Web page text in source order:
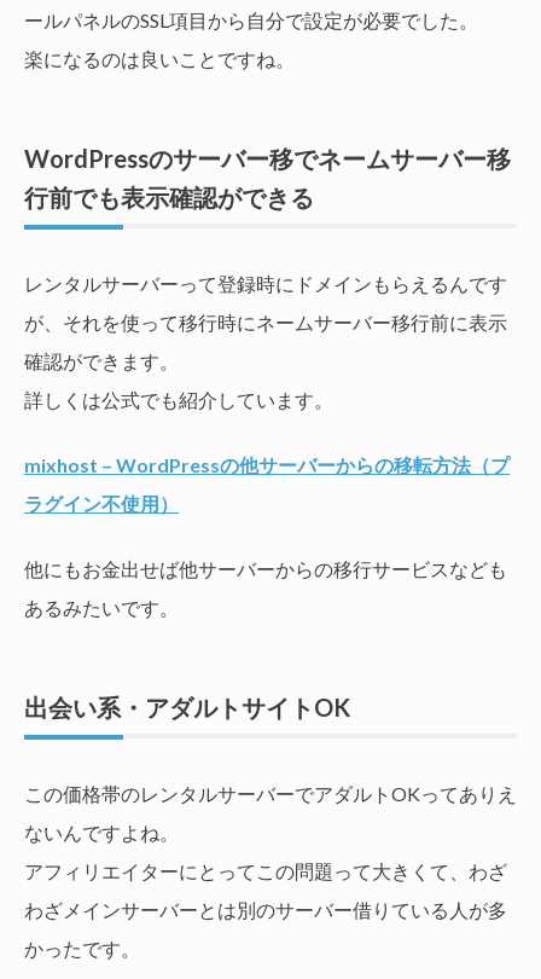
ールパネルのSSL項目から自分で設定が必要でした。
楽になるのは良いことですね。
WordPressのサーバー移でネームサーバー移
行前でも表示確認ができる
レンタルサーバーって登録時にドメインもらえるんです
が、それを使って移行時にネームサーバー移行前に表示
確認ができます。
詳しくは公式でも紹介しています。
mixhost – WordPressの他サーバーからの移転方法（プ
ラグイン不使用）
他にもお金出せば他サーバーからの移行サービスなども
あるみたいです。
出会い系・アダルトサイトOK
この価格帯のレンタルサーバーでアダルトOKってありえ
ないんですよね。
アフィリエイターにとってこの問題って大きくて、わざ
わざメインサーバーとは別のサーバー借りている人が多
かったです。